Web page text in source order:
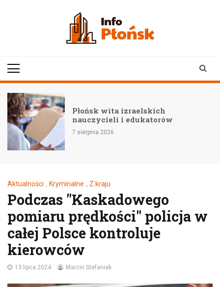
Płońsk wita izraelskich
nauczycieli i edukatorów
7 sierpnia 2026
Aktualności , Kryminalne , Z kraju
Podczas "Kaskadowego
pomiaru prędkości" policja w
całej Polsce kontroluje
kierowców
13 lipca 2024 Marcin Stefaniak